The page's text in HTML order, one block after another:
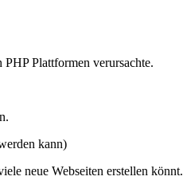
Plattformen verursachte.
kann)
neue Webseiten erstellen könnt.